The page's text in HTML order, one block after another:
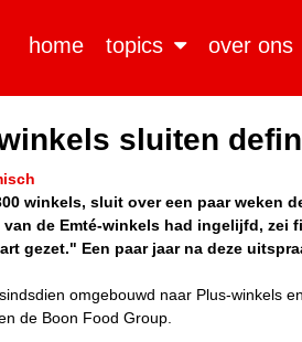
home topics over ons
sluiten
winkels, sluit over een paar weken
de Emté-winkels had ingelijfd, zei
gezet." Een paar jaar na deze
omgebouwd naar Plus-winkels
de Boon Food Group.